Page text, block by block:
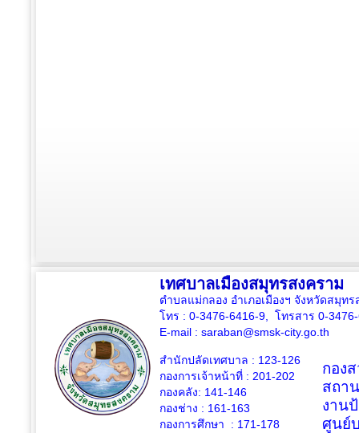
เทศบาลเมืองสมุทรสงคราม
ตำบลแม่กลอง อำเภอเมืองฯ จังหวัดสมุท
โทร : 0-3476-6416-9, โทรสาร 0-
E-mail : saraban@smsk-city.go.th
สำนักปลัดเทศบาล : 123-126
กองการเจ้าหน้าที่ : 201-202
กองคลัง: 141-146
กองช่าง : 161-163
กองการศึกษา : 171-178
กอง
สถา
งาน
ศูนย์